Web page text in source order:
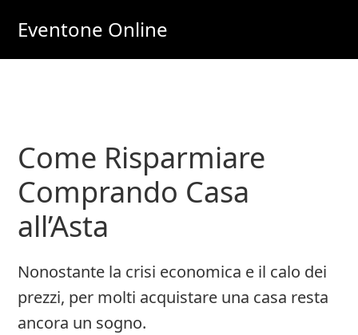
main
primary
Eventone Online
e
Soldi
Online
Come Risparmiare
Comprando Casa
all’Asta
Nonostante la crisi economica e il calo dei
prezzi, per molti acquistare una casa resta
ancora un sogno.